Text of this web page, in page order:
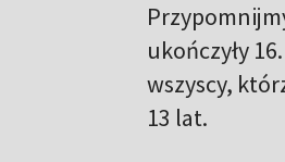
ukończyły
wszyscy,
13 lat.